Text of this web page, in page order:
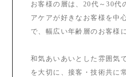
お客様の層は、20代～30代
アケアが好きなお客様を中
で、幅広い年齢層のお客様
和気あいあいとした雰囲気
を大切に、接客・技術共に